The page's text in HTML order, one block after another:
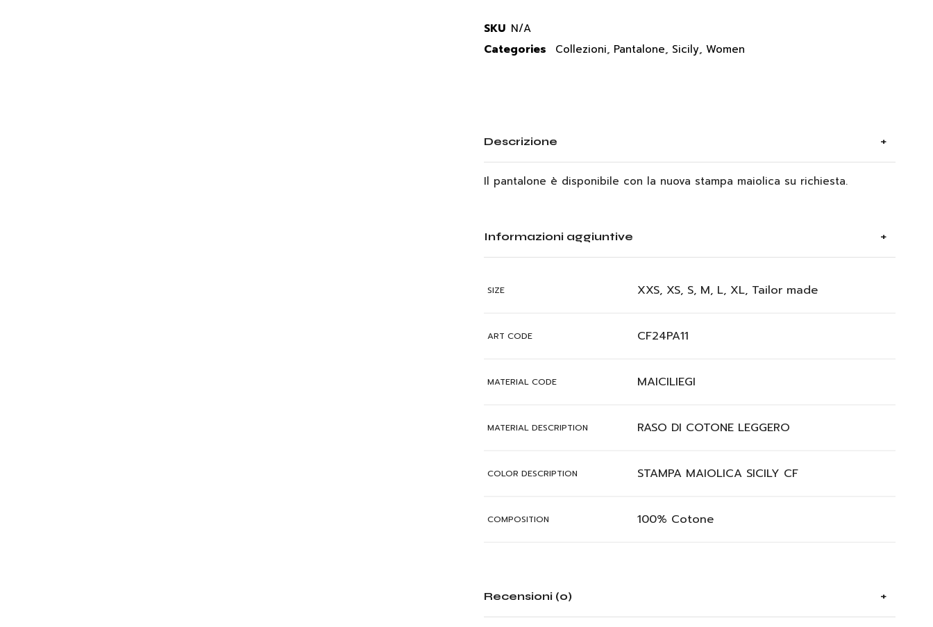
SKU N/A
Categories
Collezioni, Pantalone, Sicily, Women
Descrizione
Il pantalone è disponibile con la nuova stampa maiolica su richiesta.
Informazioni aggiuntive
SIZE XXS, XS, S, M, L, XL, Tailor made
ART CODE CF24PA11
MATERIAL CODE MAICILIEGI
MATERIAL DESCRIPTION RASO DI COTONE LEGGERO
COLOR DESCRIPTION STAMPA MAIOLICA SICILY CF
COMPOSITION 100% Cotone
Recensioni (0)